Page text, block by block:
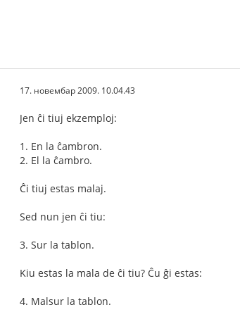
17. новембар 2009. 10.04.43
Jen ĉi tiuj ekzemploj:
1. En la ĉambron.
2. El la ĉambro.
Ĉi tiuj estas malaj.
Sed nun jen ĉi tiu:
3. Sur la tablon.
Kiu estas la mala de ĉi tiu? Ĉu ĝi estas:
4. Malsur la tablon.